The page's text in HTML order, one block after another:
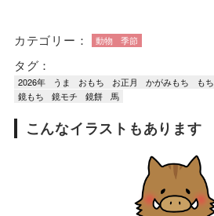
カテゴリー： 動物 季節
タグ：
2026年 うま おもち お正月 かがみもち もち
鏡もち
鏡モチ 鏡餅 馬
こんなイラストもあります